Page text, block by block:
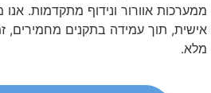
ממערכות אוורור ונידוף מתקדמות.
אישית, תוך עמידה בתקנים מחמירים,
מלא.